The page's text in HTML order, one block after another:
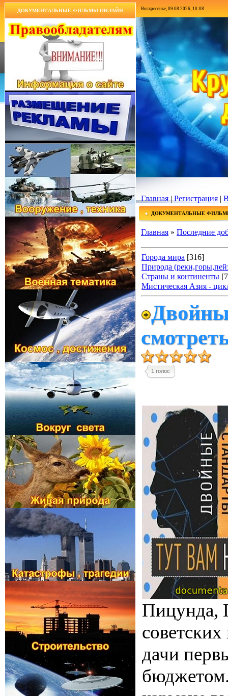
ДОКУМЕНТАЛЬНЫЕ ФИЛЬМЫ ОНЛАЙН Воскресенье, 09.08.2026, 10:08
Главная|Регистрация |
ДОКУМЕНТАЛЬНЫЕ
Главная » Последние
Города мира [316]
Природа
Страны и континенты
Мистическая Азия -
1 голос
Пицунда,
дачи